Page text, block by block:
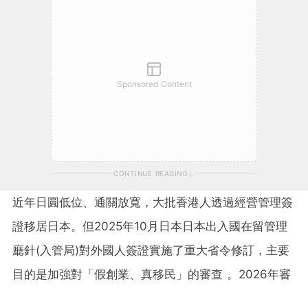
Sponsored Content
CONTINUE READING
近年日圓低位、通關放寬，大批香港人透過經營管理簽
證移居日本。但2025年10月日本日本出入國在留管理
廳針(入管局)對外國人簽證實施了重大省令修訂，主要
目的是加強對「假創業、真移民」的審查 。2026年審